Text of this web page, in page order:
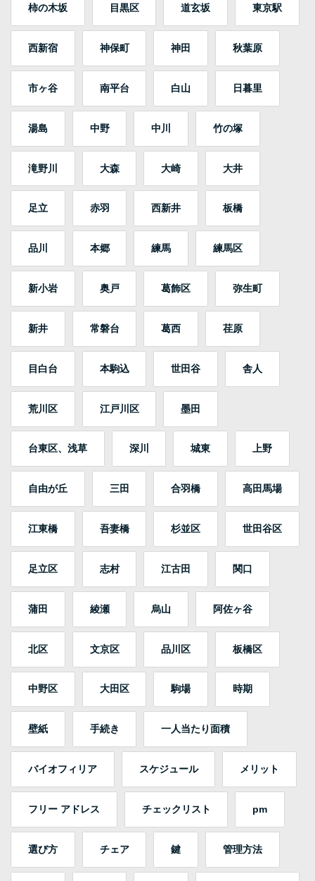
柿の木坂 目黒区 道玄坂 東京駅
西新宿 神保町 神田 秋葉原
市ヶ谷 南平台 白山 日暮里
湯島 中野 中川 竹の塚
滝野川 大森 大崎 大井
足立 赤羽 西新井 板橋
品川 本郷 練馬 練馬区
新小岩 奥戸 葛飾区 弥生町
新井 常磐台 葛西 荏原
目白台 本駒込 世田谷 舎人
荒川区 江戸川区 墨田
台東区、浅草 深川 城東 上野
自由が丘 三田 合羽橋 高田馬場
江東橋 吾妻橋 杉並区 世田谷区
足立区 志村 江古田 関口
蒲田 綾瀬 烏山 阿佐ヶ谷
北区 文京区 品川区 板橋区
中野区 大田区 駒場 時期
壁紙 手続き 一人当たり面積
バイオフィリア スケジュール メリット
フリー アドレス チェックリスト pm
選び方 チェア 鍵 管理方法